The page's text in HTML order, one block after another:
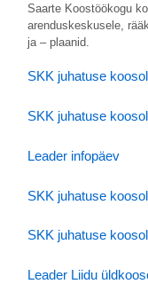
Saarte Koostöökogu
arenduskeskusele,
ja – plaanid.
SKK juhatuse
SKK juhatuse
Leader infopäev
SKK juhatuse
SKK juhatuse
Leader Liidu